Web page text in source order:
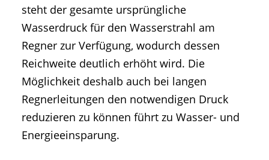
steht der gesamte ursprüngliche
Wasserdruck für den Wasserstrahl am
Regner zur Verfügung, wodurch dessen
Reichweite deutlich erhöht wird. Die
Möglichkeit deshalb auch bei langen
Regnerleitungen den notwendigen Druck
reduzieren zu können führt zu Wasser- und
Energieeinsparung.